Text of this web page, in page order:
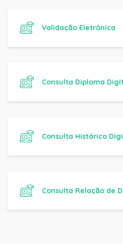
Validação Eletrônica
Consulta Diploma
Consulta Histórico
Consulta Relação de